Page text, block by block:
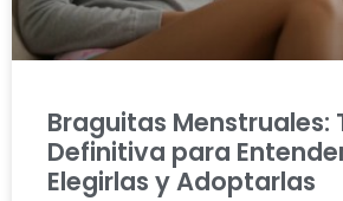
Braguitas Menstruales:
Definitiva para
Elegirlas y Adoptarlas